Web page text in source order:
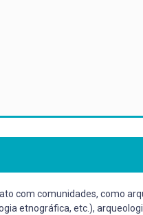
com comunidades, como
etnográfica, etc.),